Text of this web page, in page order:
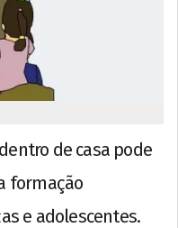
de casa pode
formação
e adolescentes.